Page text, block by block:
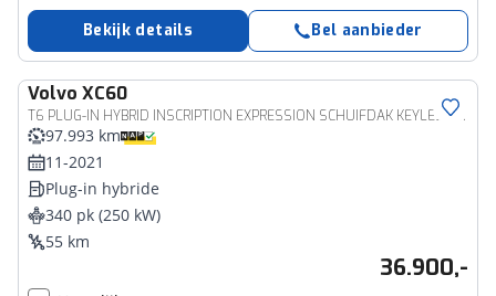
Bekijk details Bel aanbieder
Volvo XC60
T6 PLUG-IN HYBRID INSCRIPTION EXPRESSION SCHUIFDAK KEYLESS FULL-LED TREKHAAK
97.993 km
11-2021
Plug-in hybride
340 pk (250 kW)
55 km
36.900,-